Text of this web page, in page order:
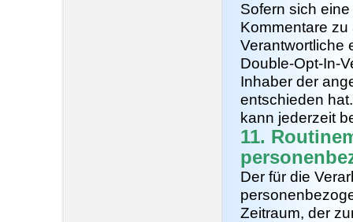
Sofern sich
Kommentare
Verantwortliche
Double-Opt-In-
Inhaber der
entschieden
kann jederzeit
11.
Der für die
Zeitraum, der